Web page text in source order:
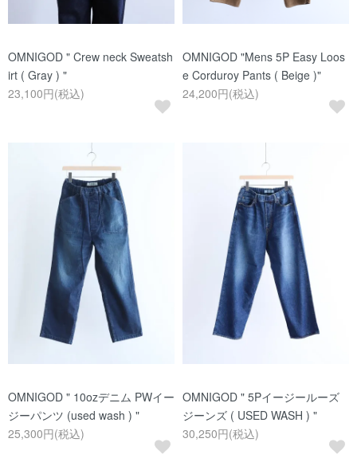
OMNIGOD " Crew neck Sweatsh
irt ( Gray ) "
23,100円(税込)
OMNIGOD "Mens 5P Easy Loos
e Corduroy Pants ( Beige )"
24,200円(税込)
OMNIGOD " 10ozデニム PWイー
ジーパンツ (used wash ) "
25,300円(税込)
OMNIGOD " 5Pイージールーズ
ジーンズ ( USED WASH ) "
30,250円(税込)